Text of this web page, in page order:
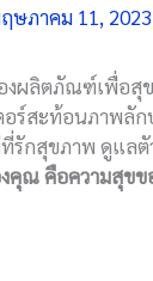
ษภาคม 11, 2023
งผลิตภัณฑ์เพื่อสุ
ร์สะท้อนภาพลัก
กสุขภาพ ดูแล
คุณ คือความสุขข